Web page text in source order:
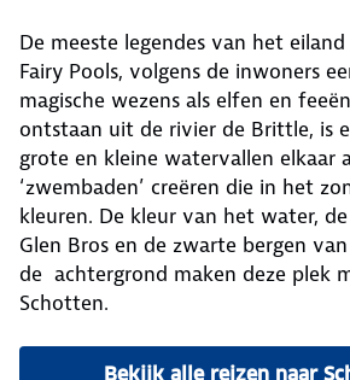
De meeste legendes van het
Fairy Pools, volgens de inwoners
magische wezens als elfen en
ontstaan uit de rivier de Brittle, is
grote en kleine watervallen elkaar
‘zwembaden’ creëren die in het
kleuren. De kleur van het water,
Glen Bros en de zwarte bergen
de achtergrond maken deze plek
Schotten.